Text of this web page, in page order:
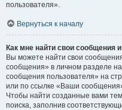
пользователя».
Вернуться к началу
Как мне найти свои сообщения
Вы можете найти свои
сообщения» в личном разделе
сообщения пользователя» на
или по ссылке «Ваши
Чтобы найти созданные вами
поиска, заполнив